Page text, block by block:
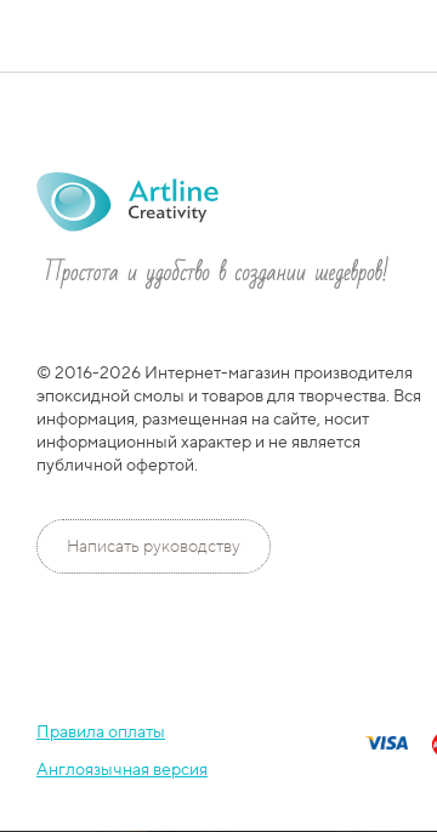
© 2016-2026 Интернет-магазин производителя
эпоксидной смолы и товаров для творчества. Вся
информация, размещенная на сайте, носит
информационный характер и не является
публичной офертой.
Написать руководству
Правила оплаты
Англоязычная версия